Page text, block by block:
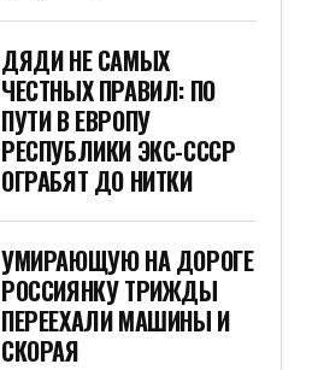
ДЯДИ НЕ САМЫХ
ЧЕСТНЫХ ПРАВИЛ: ПО
ПУТИ В ЕВРОПУ
РЕСПУБЛИКИ ЭКС-СССР
ОГРАБЯТ ДО НИТКИ
УМИРАЮЩУЮ НА ДОРОГЕ
РОССИЯНКУ ТРИЖДЫ
ПЕРЕЕХАЛИ МАШИНЫ И
СКОРАЯ